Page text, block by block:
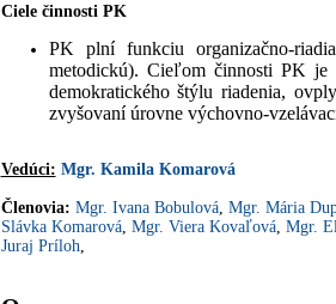
Ciele činnosti PK
PK plní funkciu organizačno-
metodickú). Cieľom činnosti PK je
demokratického štýlu riadenia,
zvyšovaní úrovne výchovno-
Vedúci: Mgr. Kamila Komarová
Členovia: Mgr. Ivana Bobulová, Mgr. Mária
Slávka Komarová, Mgr. Viera Kovaľová, Mgr.
Juraj Príloh,